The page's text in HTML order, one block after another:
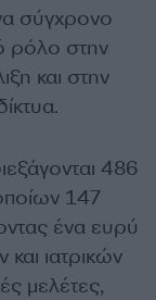
σύγχρονο
ρόλο στην
και στην
486
147
ένα ευρύ
ιατρικών
μελέτες,